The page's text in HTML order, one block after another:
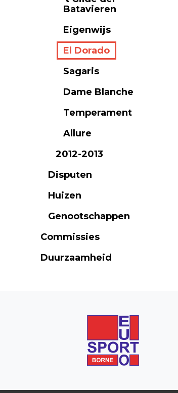
Batavieren
Eigenwijs
El Dorado
Sagaris
Dame Blanche
Temperament
Allure
2012-2013
Disputen
Huizen
Genootschappen
Commissies
Duurzaamheid